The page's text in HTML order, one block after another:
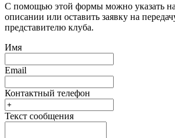
С помощью этой формы можно указать
описании или оставить заявку на
представителю клуба.
Имя
Email
Контактный телефон
Текст сообщения